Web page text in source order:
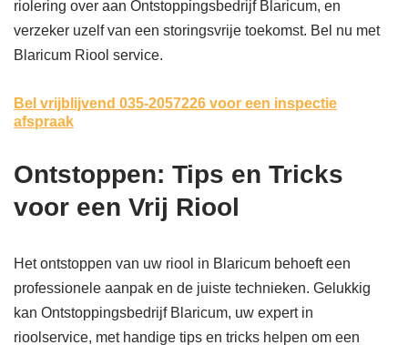
riolering over aan Ontstoppingsbedrijf Blaricum, en
verzeker uzelf van een storingsvrije toekomst. Bel nu met
Blaricum Riool service.
Bel vrijblijvend 035-2057226 voor een inspectie
afspraak
Ontstoppen: Tips en Tricks
voor een Vrij Riool
Het ontstoppen van uw riool in Blaricum behoeft een
professionele aanpak en de juiste technieken. Gelukkig
kan Ontstoppingsbedrijf Blaricum, uw expert in
rioolservice, met handige tips en tricks helpen om een